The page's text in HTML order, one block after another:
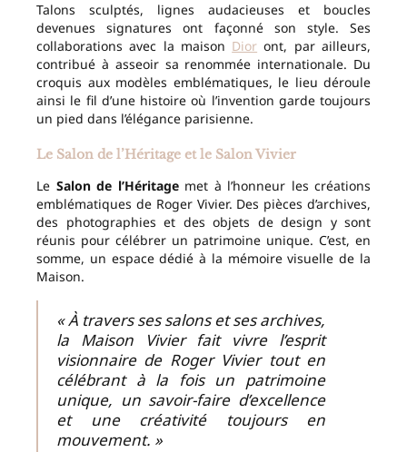
Talons sculptés, lignes audacieuses et boucles
devenues signatures ont façonné son style. Ses
collaborations avec la maison Dior ont, par ailleurs,
contribué à asseoir sa renommée internationale. Du
croquis aux modèles emblématiques, le lieu déroule
ainsi le fil d’une histoire où l’invention garde toujours
un pied dans l’élégance parisienne.
Le Salon de l’Héritage et le Salon Vivier
Le Salon de l’Héritagemet à l’honneur les créations
emblématiques de Roger Vivier. Des pièces d’archives,
des photographies et des objets de design y sont
réunis pour célébrer un patrimoine unique. C’est, en
somme, un espace dédié à la mémoire visuelle de la
Maison.
« À travers ses salons et ses archives,
la Maison Vivier fait vivre l’esprit
visionnaire de Roger Vivier tout en
célébrant à la fois un patrimoine
unique, un savoir-faire d’excellence
et une créativité toujours en
mouvement. »